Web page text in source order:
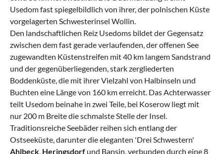
Usedom fast spiegelbildlich von ihrer, der polnischen Küste
vorgelagerten Schwesterinsel Wollin.
Den landschaftlichen Reiz Usedoms bildet der Gegensatz
zwischen dem fast gerade verlaufenden, der offenen See
zugewandten Küstenstreifen mit 40 km langem Sandstrand
und der gegenüberliegenden, stark zergliederten
Boddenküste, die mit ihrer Vielzahl von Halbinseln und
Buchten eine Länge von 160 km erreicht. Das Achterwasser
teilt Usedom beinahe in zwei Teile, bei Koserow liegt mit
nur 200 m Breite die schmalste Stelle der Insel.
Traditionsreiche Seebäder reihen sich entlang der
Ostseeküste, darunter die eleganten 'Drei Schwestern'
Ahlbeck Heringsdorf und Bansin, verbunden durch eine 8